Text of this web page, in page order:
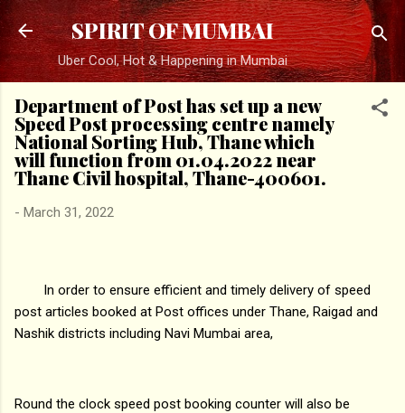
Skip to main content
SPIRIT OF MUMBAI
Uber Cool, Hot & Happening in Mumbai
Department of Post has set up a new
Speed Post processing centre namely
National Sorting Hub, Thane which
will function from 01.04.2022 near
Thane Civil hospital, Thane-400601.
- March 31, 2022
In order to ensure efficient and timely delivery of speed
post articles booked at Post offices under Thane, Raigad and
Nashik districts including Navi Mumbai area,
Round the clock speed post booking counter will also be